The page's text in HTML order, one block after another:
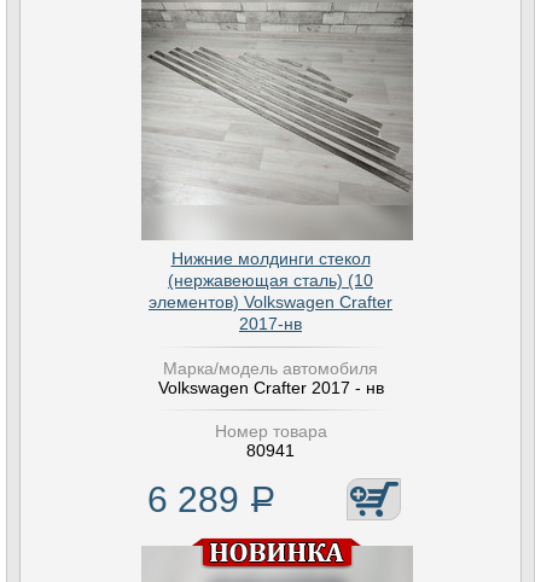
Нижние молдинги стекол
(нержавеющая сталь) (10
элементов) Volkswagen Crafter
2017-нв
Марка/модель автомобиля
Volkswagen Crafter 2017 - нв
Номер товара
80941
6 289 Р